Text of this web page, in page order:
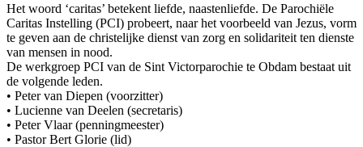
Het woord ‘caritas’ betekent liefde, naastenliefde. De Parochiële
Caritas Instelling (PCI) probeert, naar het voorbeeld van Jezus, vorm
te geven aan de christelijke dienst van zorg en solidariteit ten dienste
van mensen in nood.
De werkgroep PCI van de Sint Victorparochie te Obdam bestaat uit
de volgende leden.
• Peter van Diepen (voorzitter)
• Lucienne van Deelen (secretaris)
• Peter Vlaar (penningmeester)
• Pastor Bert Glorie (lid)